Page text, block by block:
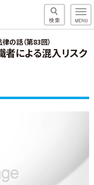
の話（第83回）
者による混入リスク